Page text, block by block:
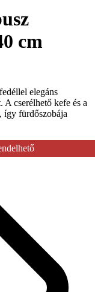
cm
elegáns
A cserélhető kefe és a
így fürdőszobája